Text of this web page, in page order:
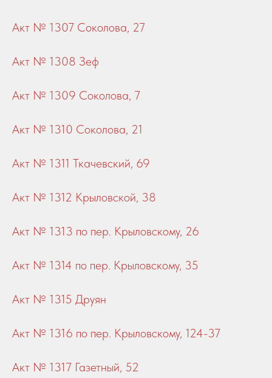
Акт № 1307 Соколова, 27
Акт № 1308 Зеф
Акт № 1309 Соколова, 7
Акт № 1310 Соколова, 21
Акт № 1311 Ткачевский, 69
Акт № 1312 Крыловской, 38
Акт № 1313 по пер. Крыловскому, 26
Акт № 1314 по пер. Крыловскому, 35
Акт № 1315 Друян
Акт № 1316 по пер. Крыловскому, 124-37
Акт № 1317 Газетный, 52